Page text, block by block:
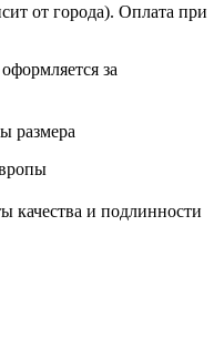
от города). Оплата при
за
размера
качества и подлинности